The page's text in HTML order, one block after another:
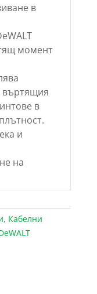
в
момент
въртящия
в
и
на
, Кабелни